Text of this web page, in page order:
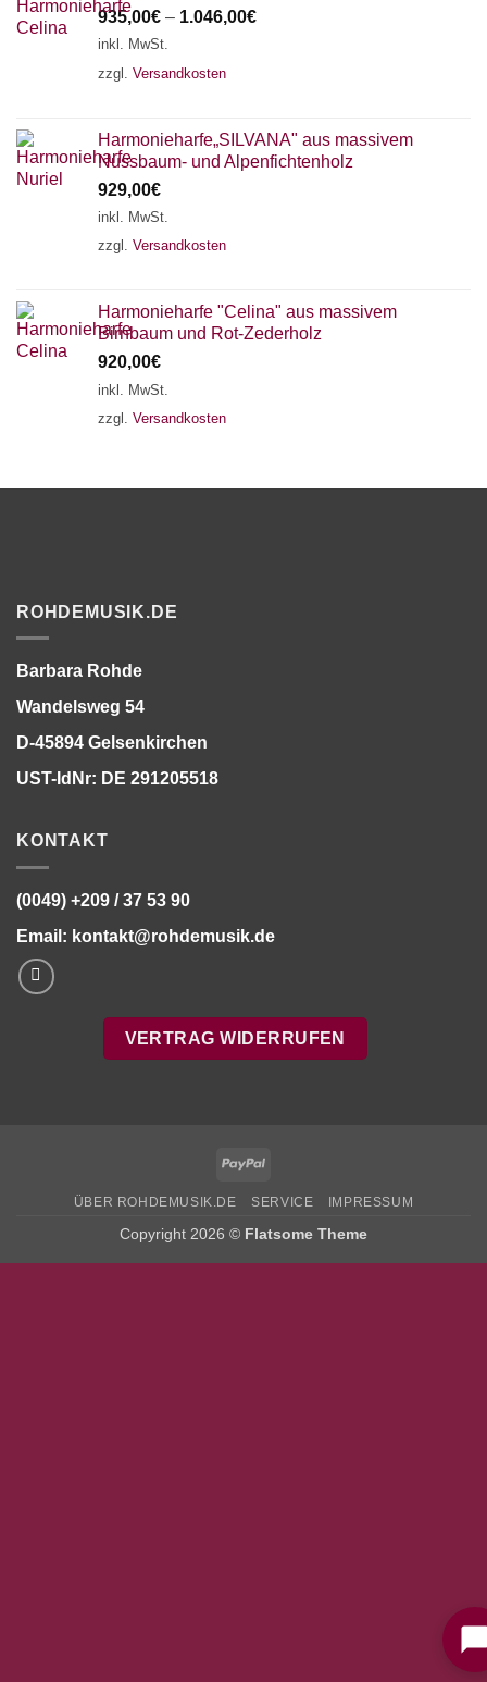
935,00€ – 1.046,00€
inkl. MwSt.
zzgl. Versandkosten
Harmonieharfe„SILVANA" aus massivem
Nussbaum- und Alpenfichtenholz
929,00€
inkl. MwSt.
zzgl. Versandkosten
Harmonieharfe "Celina" aus massivem
Birnbaum und Rot-Zederholz
920,00€
inkl. MwSt.
zzgl. Versandkosten
ROHDEMUSIK.DE
Barbara Rohde
Wandelsweg 54
D-45894 Gelsenkirchen
UST-IdNr: DE 291205518
KONTAKT
(0049) +209 / 37 53 90
Email: kontakt@rohdemusik.de
VERTRAG WIDERRUFEN
PayPal
ÜBER ROHDEMUSIK.DE SERVICE IMPRESSUM
Copyright 2026 © Flatsome Theme